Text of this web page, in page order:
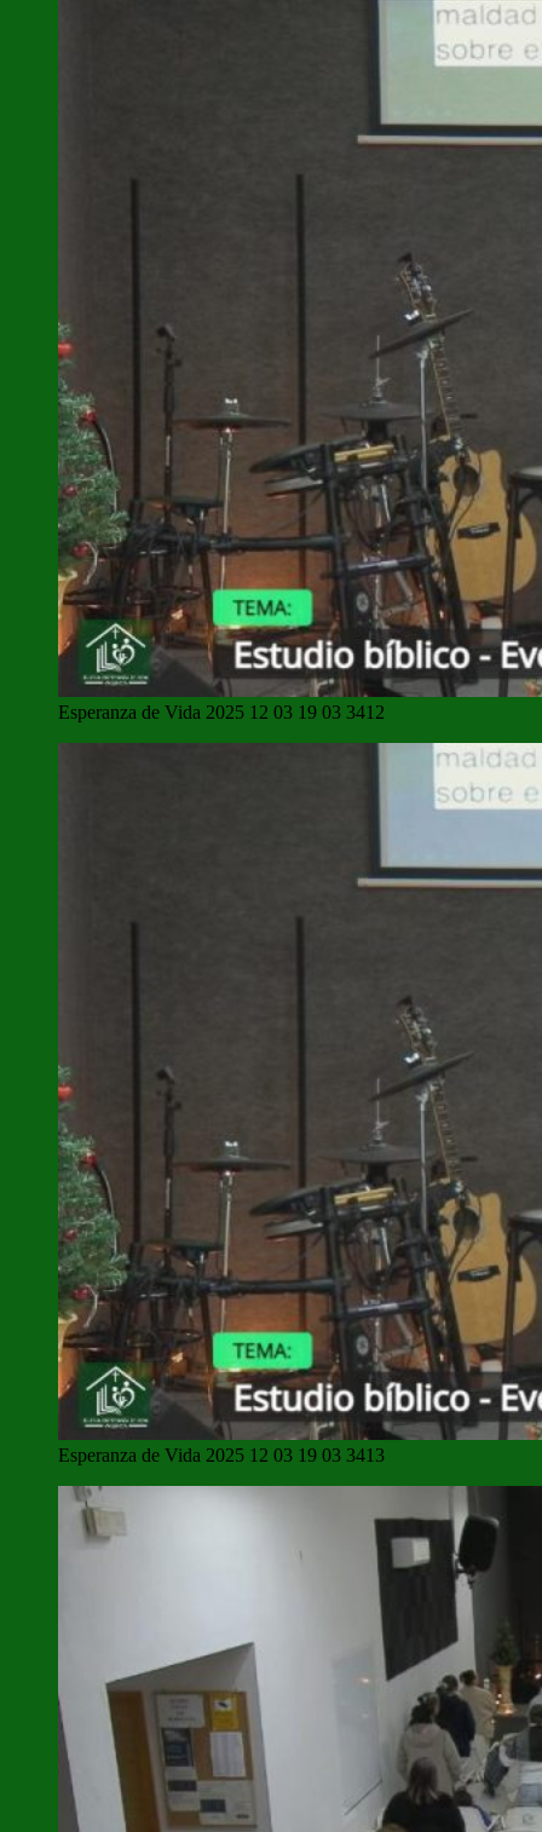
Esperanza de Vida 2025 12 03 19 03 3412
Esperanza de Vida 2025 12 03 19 03 3413